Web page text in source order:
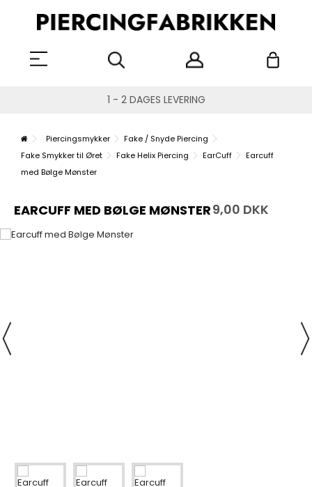
1 - 2 DAGES LEVERING
Piercingsmykker
Fake / Snyde Piercing
Fake Smykker til Øret
Fake Helix Piercing EarCuff
Earcuff
med Bølge Mønster
EARCUFF MED BØLGE MØNSTER9,00 DKK